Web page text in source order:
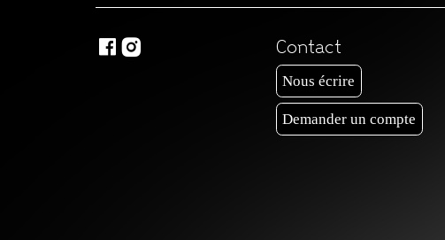
  Contact
Nous écrire
Demander un compte